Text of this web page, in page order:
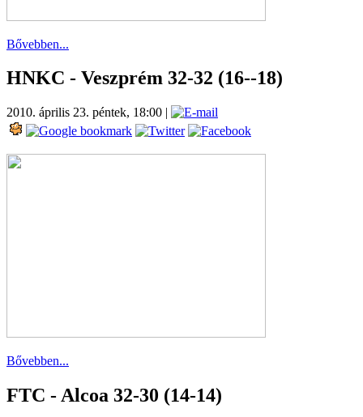
Bővebben...
HNKC - Veszprém 32-32 (16--18)
2010. április 23. péntek, 18:00 |
Bővebben...
FTC - Alcoa 32-30 (14-14)